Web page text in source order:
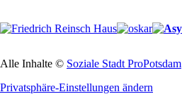
Alle Inhalte © Soziale Stadt ProPotsdam
Privatsphäre-Einstellungen ändern